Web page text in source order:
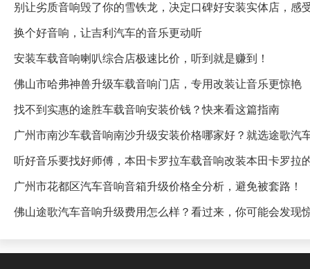
别让劣质音响毁了你的雪铁龙，决定口碑好安装实体店，感
换个好音响，让吉利汽车的音乐更动听
安装车载音响喇叭综合店极速比价，听到就是赚到！
佛山市哈弗神兽升级车载音响门店，专用改装让音乐更惊艳
找不到实惠的途胜车载音响安装价钱？快来看这篇指南
广州市南沙车载音响南沙升级安装价格哪家好？就选途歌汽
听好音乐要找好师傅，本田卡罗拉车载音响改装本田卡罗拉
广州市花都区汽车音响音箱升级价格全分析，避免被套路！
佛山途歌汽车音响升级费用怎么样？看过来，你可能会发现